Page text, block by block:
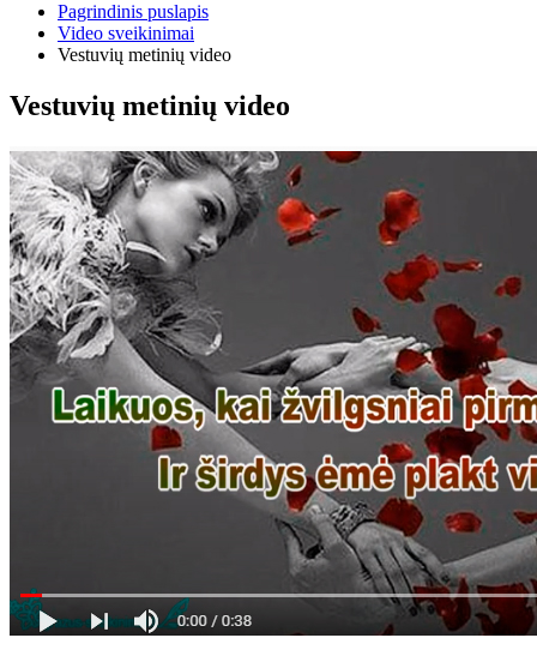
Pagrindinis puslapis
Video sveikinimai
Vestuvių metinių video
Vestuvių metinių video